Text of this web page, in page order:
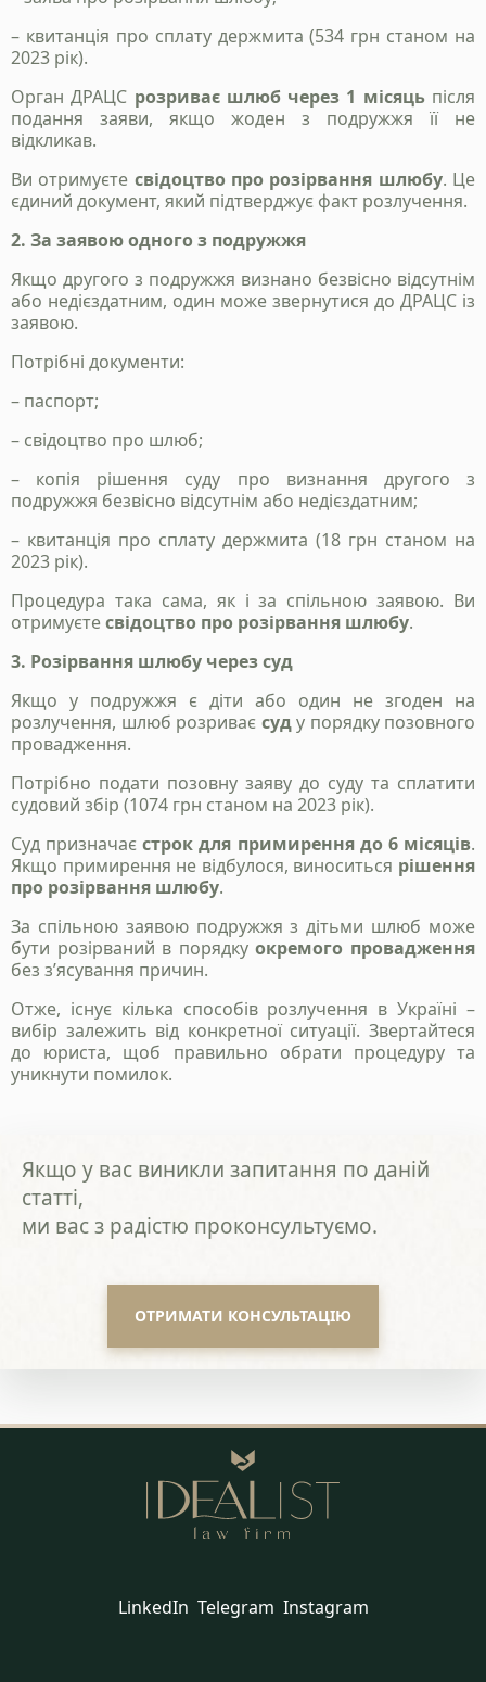
– квитанція про сплату держмита (534 грн станом на
2023 рік).
Орган ДРАЦС розриває шлюб через 1 місяцьпісля
подання заяви, якщо жоден з подружжя її не
відкликав.
Ви отримуєте свідоцтво про розірвання шлюбу. Це
єдиний документ, який підтверджує факт розлучення.
2. За заявою одного з подружжя
Якщо другого з подружжя визнано безвісно відсутнім
або недієздатним, один може звернутися до ДРАЦС із
заявою.
Потрібні документи:
– паспорт;
– свідоцтво про шлюб;
– копія рішення суду про визнання другого з
подружжя безвісно відсутнім або недієздатним;
– квитанція про сплату держмита (18 грн станом на
2023 рік).
Процедура така сама, як і за спільною заявою. Ви
отримуєтесвідоцтво про розірвання шлюбу.
3. Розірвання шлюбу через суд
Якщо у подружжя є діти або один не згоден на
розлучення, шлюб розриває суду порядку позовного
провадження.
Потрібно подати позовну заяву до суду та сплатити
судовий збір (1074 грн станом на 2023 рік).
Суд призначаєстрок для примирення до 6 місяців.
Якщо примирення не відбулося, виноситься рішення
про розірвання шлюбу.
За спільною заявою подружжя з дітьми шлюб може
бути розірваний в порядкуокремого провадження
без з’ясування причин.
Отже, існує кілька способів розлучення в Україні –
вибір залежить від конкретної ситуації. Звертайтеся
до юриста, щоб правильно обрати процедуру та
уникнути помилок.
Якщо у вас виникли запитання по даній
статті,
ми вас з радістю проконсультуємо.
ОТРИМАТИ КОНСУЛЬТАЦІЮ
LinkedIn Telegram Instagram
клієнтом
Зателефонуйте нам, напишіть у telegram, чи
заповінть форму і ми зв`яжемось з вами
+38 050 976 25 47
Надіслати
Політика конфіденційності